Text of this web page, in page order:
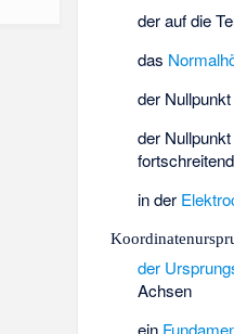
der auf die
das
der
der
in der
der
Achsen
ein